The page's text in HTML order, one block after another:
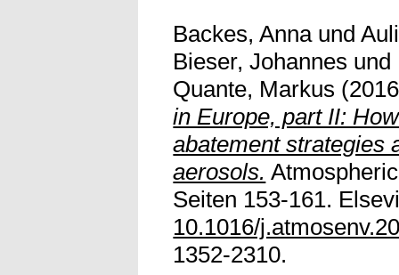
Backes, Annaund
Bieser, Johannes und
Quante, Markus
in Europe, part II:
abatement strategies
aerosols.
Seiten 153-161.
10.1016/
1352-2310.